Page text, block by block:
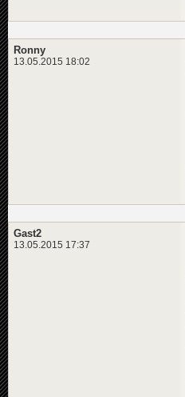
Ronny
13.05.2015 18:02
Gast2
13.05.2015 17:37